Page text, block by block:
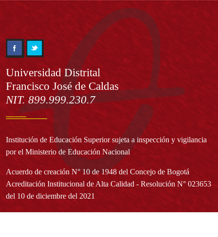
Información
Universidad Distrital
Francisco José de Caldas
NIT. 899.999.230.7
Institución de Educación Superior sujeta a inspección y vigilancia
por el Ministerio de Educación Nacional
Acuerdo de creación N° 10 de 1948 del Concejo de Bogotá
Acreditación Institucional de Alta Calidad - Resolución N° 023653
del 10 de diciembre del 2021
Redes sociales